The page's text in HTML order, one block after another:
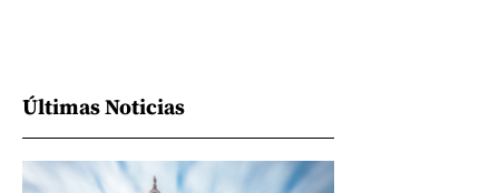
Últimas Noticias